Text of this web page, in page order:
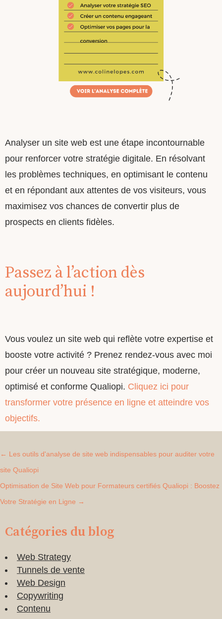
Analyser un site web est une étape incontournable
pour renforcer votre stratégie digitale. En résolvant
les problèmes techniques, en optimisant le contenu
et en répondant aux attentes de vos visiteurs, vous
maximisez vos chances de convertir plus de
prospects en clients fidèles.
Passez à l’action dès
aujourd’hui !
Vous voulez un site web qui reflète votre expertise et
booste votre activité ? Prenez rendez-vous avec moi
pour créer un nouveau site stratégique, moderne,
optimisé et conforme Qualiopi. Cliquez ici pour
transformer votre présence en ligne et atteindre vos
objectifs.
← Les outils d'analyse de site web indispensables pour auditer votre
site Qualiopi
Optimisation de Site Web pour Formateurs certifiés Qualiopi : Boostez
Votre Stratégie en Ligne →
Catégories du blog
Web Strategy
Tunnels de vente
Web Design
Copywriting
Contenu